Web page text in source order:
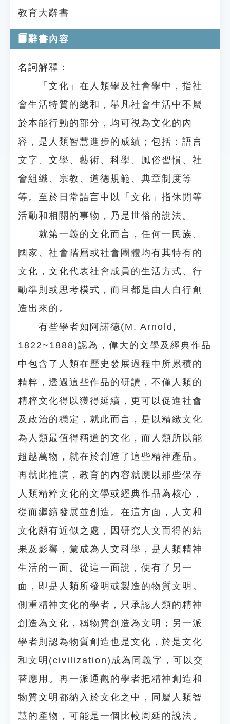
教育大辭書
辭書內容
名詞解釋：
「文化」在人類學及社會學中，指社
會生活特質的總和，舉凡社會生活中不屬
於本能行動的部分，均可視為文化的內
容，是人類智慧進步的成績；包括：語言
文字、文學、藝術、科學、風俗習慣、社
會組織、宗教、道德規範、典章制度等
等。至於日常語言中以「文化」指休閒等
活動和相關的事物，乃是世俗的說法。
就第一義的文化而言，任何一民族、
國家、社會階層或社會團體均有其特有的
文化，文化代表社會成員的生活方式、行
動準則或思考模式，而且都是由人自行創
造出來的。
有些學者如阿諾德(M. Arnold,
1822~1888)認為，偉大的文學及經典作品
中包含了人類在歷史發展過程中所累積的
精粹，透過這些作品的研讀，不僅人類的
精粹文化得以獲得延續，更可以促進社會
及政治的穩定，就此而言，是以精緻文化
為人類最值得稱道的文化，而人類所以能
超越萬物，就在於創造了這些精神產品。
再就此推演，教育的內容就應以那些保存
人類精粹文化的文學或經典作品為核心，
從而繼續發展並創造。在這方面，人文和
文化頗有近似之處，因研究人文而得的結
果及影響，彙成為人文科學，是人類精神
生活的一面。從這一面說，便有了另一
面，即是人類所發明或製造的物質文明。
側重精神文化的學者，只承認人類的精神
創造為文化，稱物質創造為文明；另一派
學者則認為物質創造也是文化，於是文化
和文明(civilization)成為同義字，可以交
替應用。再一派通觀的學者把精神創造和
物質文明都納入於文化之中，同屬人類智
慧的產物，可能是一個比較周延的說法。